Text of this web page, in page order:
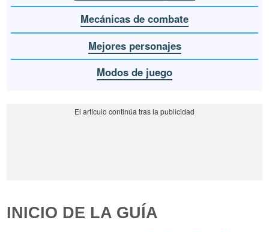
Mecánicas de combate
Mejores personajes
Modos de juego
INICIO DE LA GUÍA